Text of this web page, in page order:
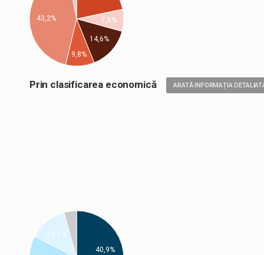
7,6%
14,6%
43,2%
9,8%
Prin clasificarea economică ARATĂ INFORMAȚIA
40,9%
13,1%